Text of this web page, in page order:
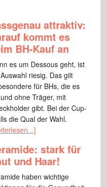
attraktiv:
kommt es
BH-Kauf an
es um Dessous geht, ist
riesig. Das gilt
für BHs, die es
ohne Träger, mit
gibt. Bei der Cup-
die Qual der Wahl.
stark für
und Haar!
haben wichtige